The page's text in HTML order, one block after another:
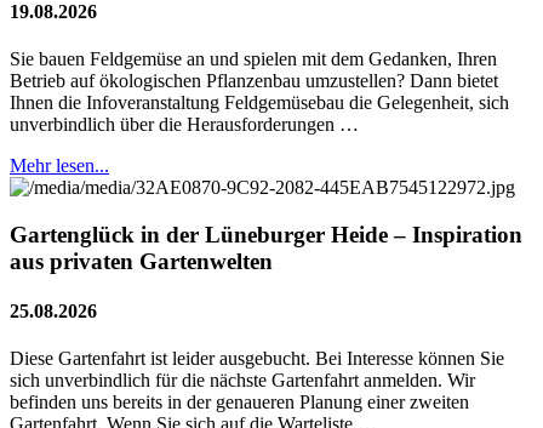
19.08.2026
Sie bauen Feldgemüse an und spielen mit dem Gedanken, Ihren
Betrieb auf ökologischen Pflanzenbau umzustellen? Dann bietet
Ihnen die Infoveranstaltung Feldgemüsebau die Gelegenheit, sich
unverbindlich über die Herausforderungen …
Mehr lesen...
Gartenglück in der Lüneburger Heide – Inspiration
aus privaten Gartenwelten
25.08.2026
Diese Gartenfahrt ist leider ausgebucht. Bei Interesse können Sie
sich unverbindlich für die nächste Gartenfahrt anmelden. Wir
befinden uns bereits in der genaueren Planung einer zweiten